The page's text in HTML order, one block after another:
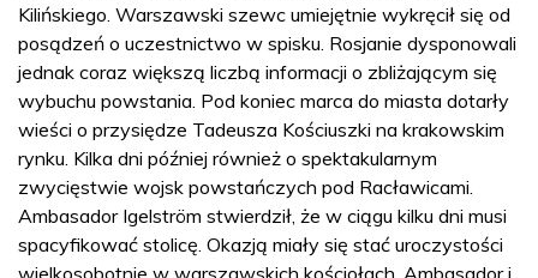
Kilińskiego. Warszawski szewc umiejętnie wykręcił się od
posądzeń o uczestnictwo w spisku. Rosjanie dysponowali
jednak coraz większą liczbą informacji o zbliżającym się
wybuchu powstania. Pod koniec marca do miasta dotarły
wieści o przysiędze Tadeusza Kościuszki na krakowskim
rynku. Kilka dni później również o spektakularnym
zwycięstwie wojsk powstańczych pod Racławicami.
Ambasador Igelström stwierdził, że w ciągu kilku dni musi
spacyfikować stolicę. Okazją miały się stać uroczystości